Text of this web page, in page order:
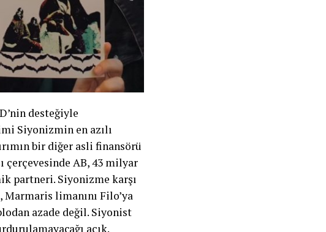
desteğiyle
Siyonizmin en azılı
bir diğer asli finansörü
çerçevesinde AB, 43 milyar
partneri. Siyonizme karşı
limanını Filo’ya
azade değil. Siyonist
açık.